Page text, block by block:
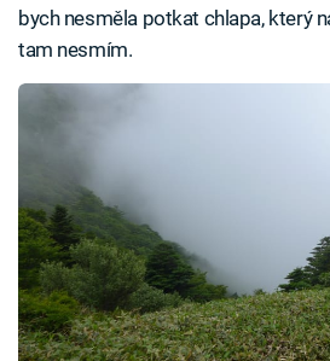
bych nesměla potkat chlapa, který
tam nesmím.